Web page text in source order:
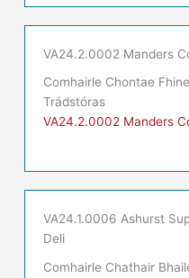
VA24.2.0002 Manders
Comhairle Chontae
Trádstóras
VA24.2.0002 Manders
VA24.1.0006 Ashurst
Deli
Comhairle Chathair